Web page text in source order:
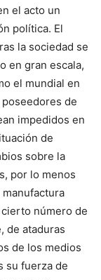
el acto un
política. El
la sociedad se
en gran escala,
el mundial en
de
impedidos en
de
sobre la
por lo menos
manufactura
número de
de ataduras
de los medios
su fuerza de